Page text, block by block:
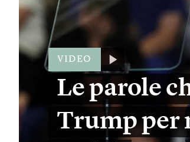
VIDEO
Le parole
Trump per